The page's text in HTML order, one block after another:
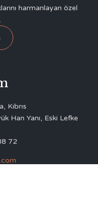
harmanlayan özel
Kıbrıs
Han Yanı, Eski Lefke
72